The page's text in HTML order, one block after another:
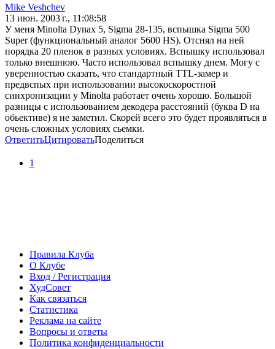
Mike Veshchev
13 июн. 2003 г., 11:08:58
У меня Minolta Dynax 5, Sigma 28-135, вспышка Sigma 500
Super (функциональный аналог 5600 HS). Отснял на ней
порядка 20 пленок в разных условиях. Вспышку использовал
только внешнюю. Часто использовал вспышку днем. Могу с
уверенностью сказать, что стандартный TTL-замер и
предвспых при использовании высокоскоростной
синхронизации у Minolta работает очень хорошо. Большой
разницы с использованием декодера расстояний (буква D на
обьективе) я не заметил. Скорей всего это будет проявляться в
очень сложных условиях сьемки.
ОтветитьЦитироватьПоделиться
1
Правила Клуба
О Клубе
Вход / Регистрация
ХудСовет
Как связаться
Статистика
Реклама на сайте
Вопросы и ответы
Политика конфиденциальности